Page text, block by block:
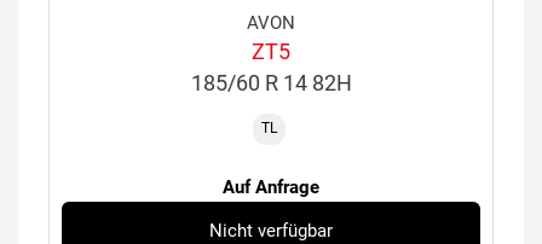
AVON
ZT5
185/60 R 14 82H
TL
Auf Anfrage
Nicht verfügbar